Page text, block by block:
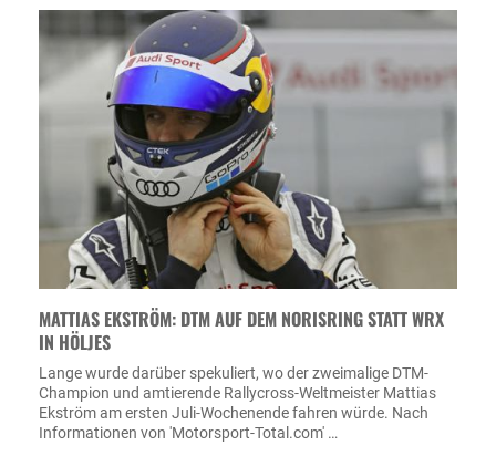
MATTIAS EKSTRÖM: DTM AUF DEM NORISRING STATT WRX
IN HÖLJES
Lange wurde darüber spekuliert, wo der zweimalige DTM-
Champion und amtierende Rallycross-Weltmeister Mattias
Ekström am ersten Juli-Wochenende fahren würde. Nach
Informationen von 'Motorsport-Total.com' …